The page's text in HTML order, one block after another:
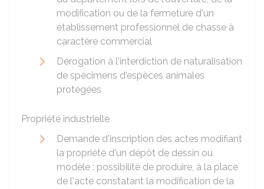
modification ou de la fermeture d'un
établissement professionnel de chasse à
caractère commercial
Dérogation à l'interdiction de naturalisation
de spécimens d'espèces animales
protégées
Propriété industrielle
Demande d'inscription des actes modifiant
la propriété d'un dépôt de dessin ou
modèle : possibilité de produire, à la place
de l'acte constatant la modification de la